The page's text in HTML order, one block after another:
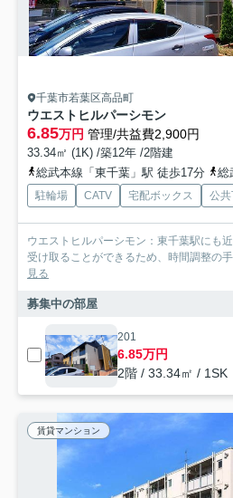
千葉市若葉区高品町
ウエストヒルパーシモン
6.85万円 管理/共益費2,900円
33.34㎡ (1K) /築12年 /2階建
総武本線「東千葉」駅 徒歩17分
総武
駐輪場 CATV 宅配ボックス 公共
ウエストヒルパーシモン：東千葉駅にも
受け取ることができるため、時間調整の
見る
募集中の部屋
201
6.85万円
2階 / 33.34㎡ / 1SK
賃貸マンション